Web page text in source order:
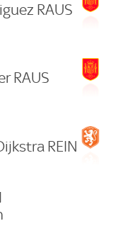
RAUS
RAUS
REIN